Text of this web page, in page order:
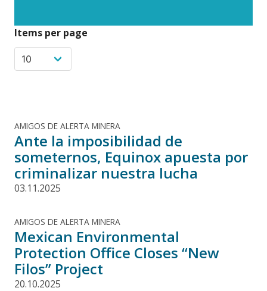
Items per page
AMIGOS DE ALERTA MINERA
Ante la imposibilidad de
someternos, Equinox apuesta por
criminalizar nuestra lucha
03.11.2025
AMIGOS DE ALERTA MINERA
Mexican Environmental
Protection Office Closes “New
Filos” Project
20.10.2025